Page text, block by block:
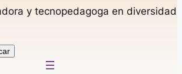
y tecnopedagoga en diversidad